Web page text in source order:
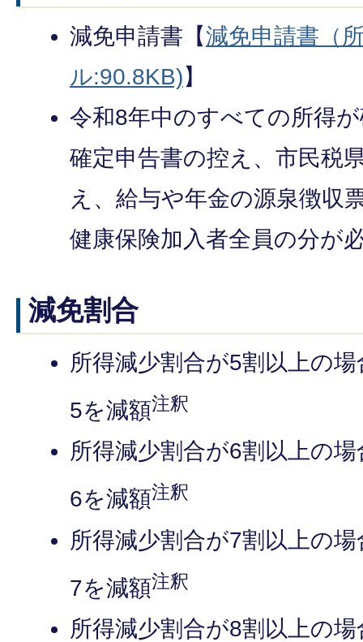
減免申請書【減免申請書（
ル:90.8KB)】
令和8年中のすべての所得
確定申告書の控え、市民税
え、給与や年金の源泉徴収
健康保険加入者全員の分が
減免割合
所得減少割合が5割以上の
5を減額注釈
所得減少割合が6割以上の
6を減額注釈
所得減少割合が7割以上の
7を減額注釈
所得減少割合が8割以上の